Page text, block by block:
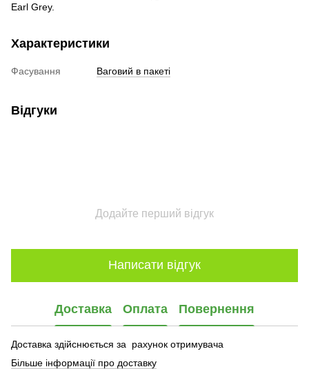
Earl Grey.
Характеристики
Фасування Ваговий в пакеті
Відгуки
Додайте перший відгук
Написати відгук
Доставка Оплата Повернення
Доставка здійснюється за рахунок отримувача
Більше інформації про доставку